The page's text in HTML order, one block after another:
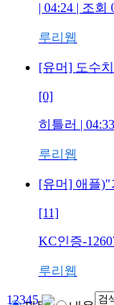
| 04:24 | 조회
루리웹
[유머] 도수
[0]
히틀러 |
루리웹
[유머] 애플)"
[11]
KC인증-
루리웹
12345